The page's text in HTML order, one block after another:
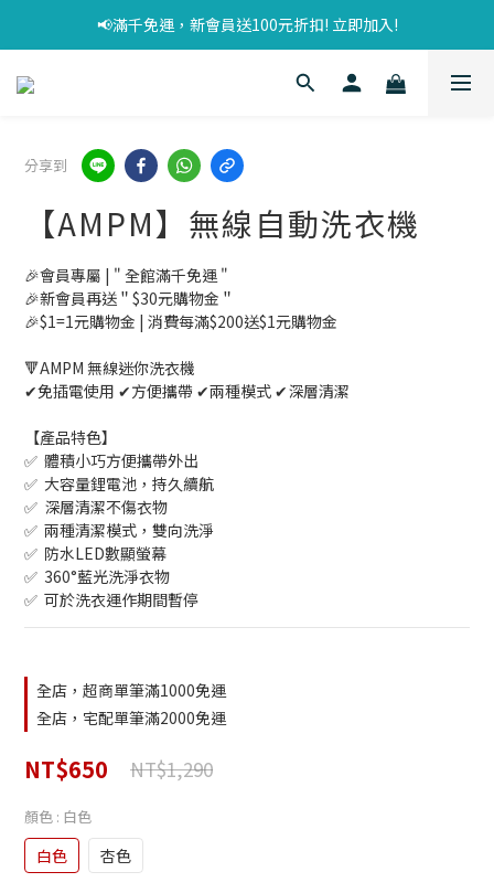
📢滿千免運，新會員送100元折扣! 立即加入!
分享到
【AMPM】無線自動洗衣機
🎉會員專屬 | " 全館滿千免運 "
🎉新會員再送＂$30元購物金＂
🎉$1=1元購物金 | 消費每滿$200送$1元購物金
🔻AMPM 無線迷你洗衣機
✔免插電使用 ✔方便攜帶 ✔兩種模式 ✔深層清潔
【產品特色】
✅  體積小巧方便攜帶外出
✅  大容量鋰電池，持久續航
✅  深層清潔不傷衣物
✅  兩種清潔模式，雙向洗淨
✅  防水LED數顯螢幕
✅  360°藍光洗淨衣物
✅  可於洗衣運作期間暫停
全店，超商單筆滿1000免運
全店，宅配單筆滿2000免運
NT$650 NT$1,290
顏色 : 白色
白色 杏色